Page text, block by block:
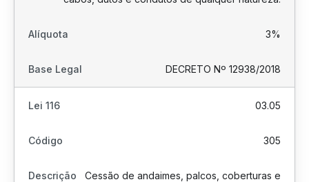
3%
DECRETO Nº 12938/2018
03.05
305
Cessão de andaimes, palcos, coberturas e